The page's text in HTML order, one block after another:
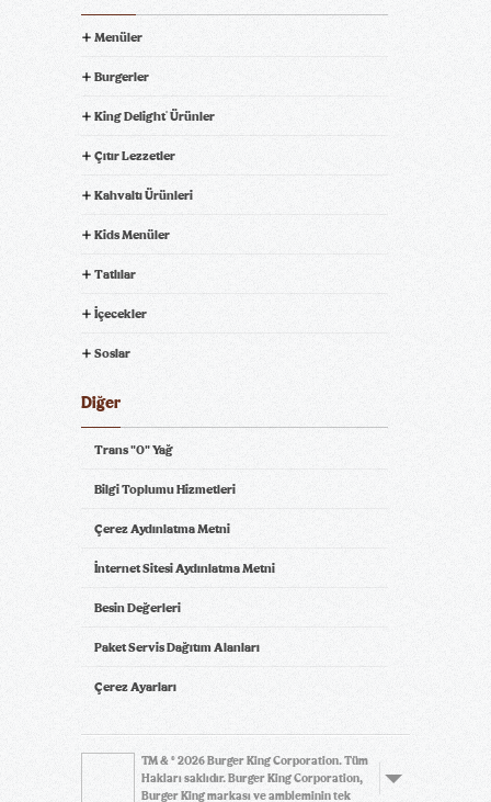
Menüler
Burgerler
King Delight® Ürünler
Çıtır Lezzetler
Kahvaltı Ürünleri
Kids Menüler
Tatlılar
İçecekler
Soslar
Diğer
Trans "0" Yağ
Bilgi Toplumu Hizmetleri
Çerez Aydınlatma Metni
İnternet Sitesi Aydınlatma Metni
Besin Değerleri
Paket Servis Dağıtım Alanları
Çerez Ayarları
TM & © 2026 Burger King Corporation. Tüm
Hakları saklıdır. Burger King Corporation,
Burger King markası ve ambleminin tek